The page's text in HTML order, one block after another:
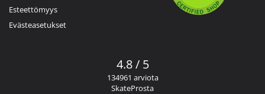
Esteettömyys
Evästeasetukset
4.8 / 5
134961 arviota
SkateProsta